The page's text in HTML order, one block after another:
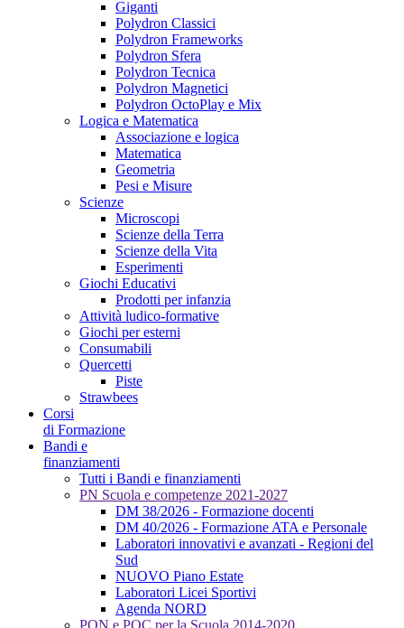
Giganti
Polydron Classici
Polydron Frameworks
Polydron Sfera
Polydron Tecnica
Polydron Magnetici
Polydron OctoPlay e Mix
Logica e Matematica
Associazione e logica
Matematica
Geometria
Pesi e Misure
Scienze
Microscopi
Scienze della Terra
Scienze della Vita
Esperimenti
Giochi Educativi
Prodotti per infanzia
Attività ludico-formative
Giochi per esterni
Consumabili
Quercetti
Piste
Strawbees
Corsi
di Formazione
Bandi e
finanziamenti
Tutti i Bandi e finanziamenti
PN Scuola e competenze 2021-2027
DM 38/2026 - Formazione docenti
DM 40/2026 - Formazione ATA e Personale
Laboratori innovativi e avanzati - Regioni del
Sud
NUOVO Piano Estate
Laboratori Licei Sportivi
Agenda NORD
PON e POC per la Scuola 2014-2020